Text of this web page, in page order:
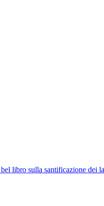
libro sulla santificazione dei